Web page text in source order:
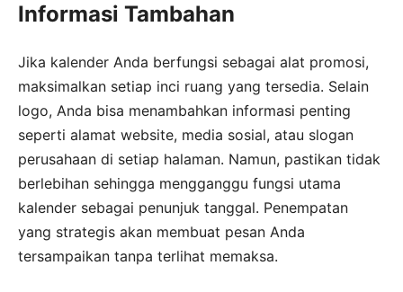
Informasi Tambahan
Jika kalender Anda berfungsi sebagai alat promosi,
maksimalkan setiap inci ruang yang tersedia. Selain
logo, Anda bisa menambahkan informasi penting
seperti alamat website, media sosial, atau slogan
perusahaan di setiap halaman. Namun, pastikan tidak
berlebihan sehingga mengganggu fungsi utama
kalender sebagai penunjuk tanggal. Penempatan
yang strategis akan membuat pesan Anda
tersampaikan tanpa terlihat memaksa.